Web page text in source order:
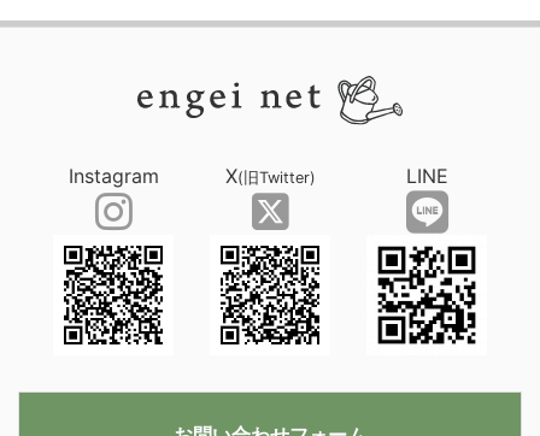
Instagram X(旧Twitter) LINE